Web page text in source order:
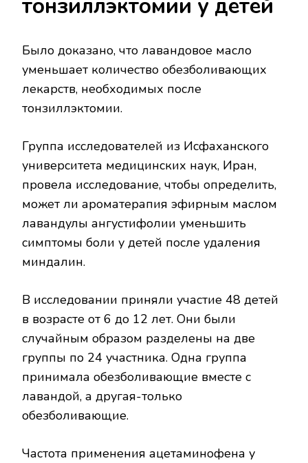
тонзиллэктомии у детей
Было доказано, что лавандовое масло
уменьшает количество обезболивающих
лекарств, необходимых после
тонзиллэктомии.
Группа исследователей из Исфаханского
университета медицинских наук, Иран,
провела исследование, чтобы определить,
может ли ароматерапия эфирным маслом
лавандулы ангустифолии уменьшить
симптомы боли у детей после удаления
миндалин.
В исследовании приняли участие 48 детей
в возрасте от 6 до 12 лет. Они были
случайным образом разделены на две
группы по 24 участника. Одна группа
принимала обезболивающие вместе с
лавандой, а другая-только
обезболивающие.
Частота применения ацетаминофена у